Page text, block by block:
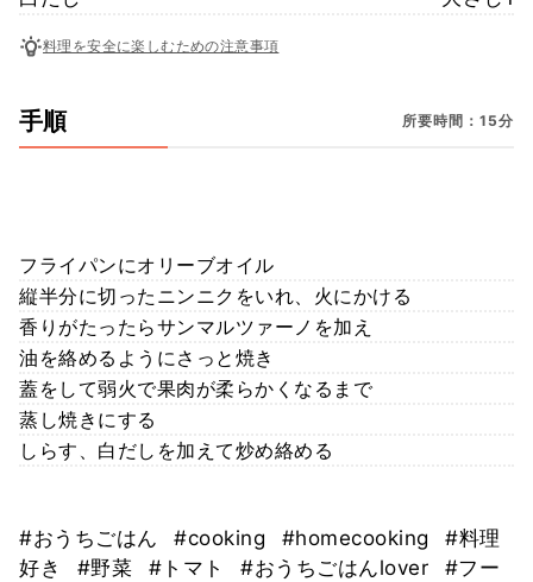
料理を安全に楽しむための注意事項
手順 所要時間：15分
フライパンにオリーブオイル
縦半分に切ったニンニクをいれ、火にかける
香りがたったらサンマルツァーノを加え
油を絡めるようにさっと焼き
蓋をして弱火で果肉が柔らかくなるまで
蒸し焼きにする
しらす、白だしを加えて炒め絡める
#おうちごはん #cooking #homecooking
#料理
好き
#野菜 #トマト #おうちごはんlover
#フー